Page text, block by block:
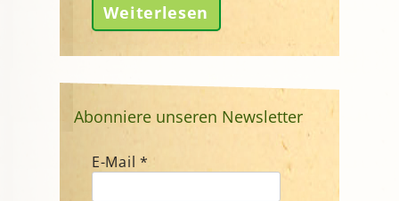
Weiterlesen
Abonniere unseren Newsletter
E-Mail *